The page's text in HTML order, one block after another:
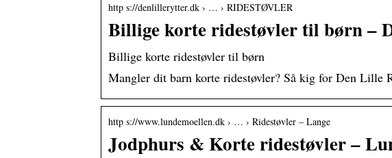
http s://denlillerytter.dk › … › RIDESTØVLER
Billige korte ridestøvler til børn –
Billige korte ridestøvler til børn
Mangler dit barn korte ridestøvler? Så kig for Den Lille
http s://www.lundemoellen.dk › … › Ridestøvler – Lange
Jodphurs & Korte ridestøvler –